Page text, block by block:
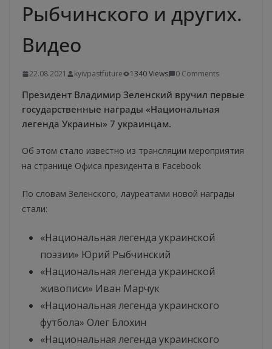
Рыбчинского и других.
Видео
22.08.2021 kyivpastfuture 1340 Views 0 Comments
Президент Владимир Зеленский вручил первые
государственные награды «Национальная
легенда Украины» 7 украинцам.
Об этом стало известно из трансляции мероприятия
на странице Офиса президента в Facebook
По словам Зеленского, лауреатами новой награды
стали:
«Национальная легенда украинской
поэзии» Юрий Рыбчинский
«Национальная легенда украинской
живописи» Иван Марчук
«Национальная легенда украинского
футбола» Олег Блохин
«Национальная легенда украинского